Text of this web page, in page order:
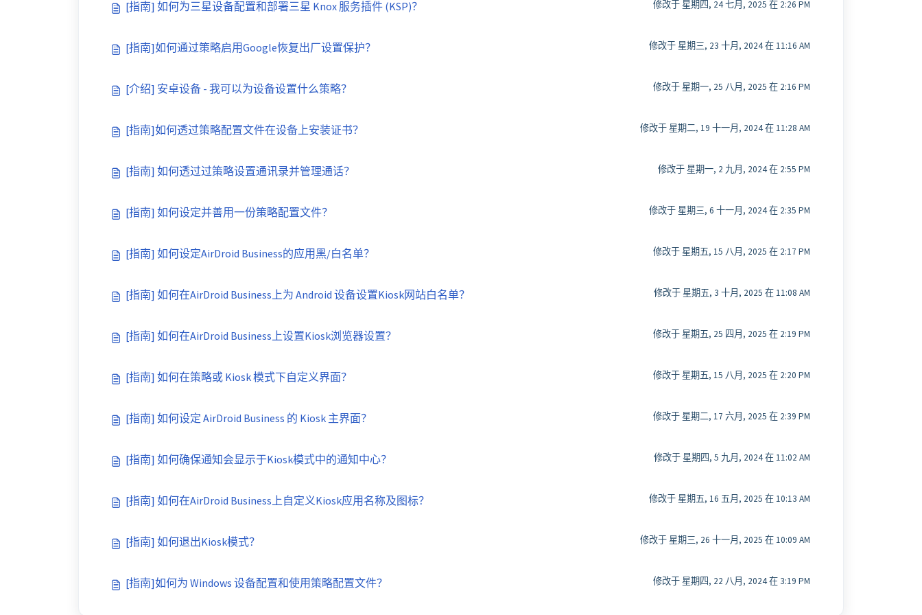
[指南] 如何为三星设备配置和部署三星 Knox 服务插件 (KSP)？ 修改于 星期四, 24 七月, 2025 在 2:26 PM
[指南]如何通过策略启用Google恢复出厂设置保护？ 修改于 星期三, 23 十月, 2024 在 11:16 AM
[介绍] 安卓设备 - 我可以为设备设置什么策略？ 修改于 星期一, 25 八月, 2025 在 2:16 PM
[指南]如何透过策略配置文件在设备上安装证书？ 修改于 星期二, 19 十一月, 2024 在 11:28 AM
[指南] 如何透过过策略设置通讯录并管理通话？ 修改于 星期一, 2 九月, 2024 在 2:55 PM
[指南] 如何设定并善用一份策略配置文件？ 修改于 星期三, 6 十一月, 2024 在 2:35 PM
[指南] 如何设定AirDroid Business的应用黑/白名单？ 修改于 星期五, 15 八月, 2025 在 2:17 PM
[指南] 如何在AirDroid Business上为 Android 设备设置Kiosk网站白名单？ 修改于 星期五, 3 十月, 2025 在 11:08 AM
[指南] 如何在AirDroid Business上设置Kiosk浏览器设置？ 修改于 星期五, 25 四月, 2025 在 2:19 PM
[指南] 如何在策略或 Kiosk 模式下自定义界面？ 修改于 星期五, 15 八月, 2025 在 2:20 PM
[指南] 如何设定 AirDroid Business 的 Kiosk 主界面？ 修改于 星期二, 17 六月, 2025 在 2:39 PM
[指南] 如何确保通知会显示于Kiosk模式中的通知中心？ 修改于 星期四, 5 九月, 2024 在 11:02 AM
[指南] 如何在AirDroid Business上自定义Kiosk应用名称及图标？ 修改于 星期五, 16 五月, 2025 在 10:13 AM
[指南] 如何退出Kiosk模式？ 修改于 星期三, 26 十一月, 2025 在 10:09 AM
[指南]如何为 Windows 设备配置和使用策略配置文件？ 修改于 星期四, 22 八月, 2024 在 3:19 PM